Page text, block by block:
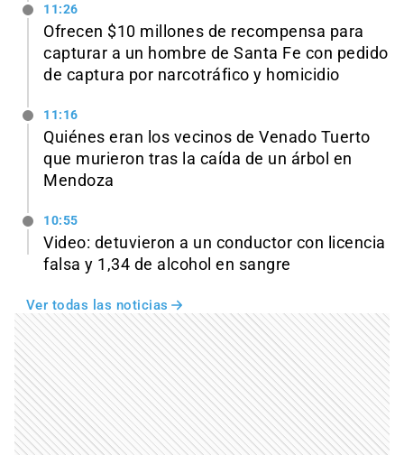
11:26
Ofrecen $10 millones de recompensa para
capturar a un hombre de Santa Fe con pedido
de captura por narcotráfico y homicidio
11:16
Quiénes eran los vecinos de Venado Tuerto
que murieron tras la caída de un árbol en
Mendoza
10:55
Video: detuvieron a un conductor con licencia
falsa y 1,34 de alcohol en sangre
Ver todas las noticias